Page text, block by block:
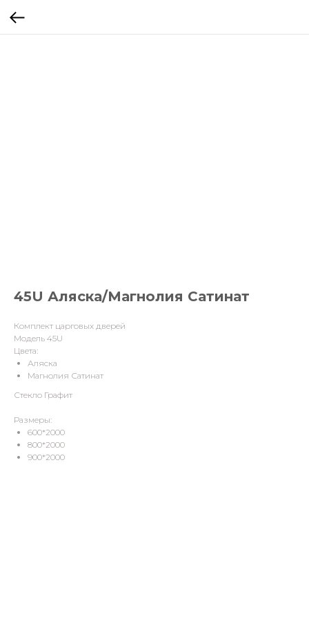
45U Аляска/Магнолия Сатинат
Комплект царговых дверей
Модель 45U
Цвета:
Аляска
Магнолия Сатинат
Стекло Графит
Размеры:
600*2000
800*2000
900*2000